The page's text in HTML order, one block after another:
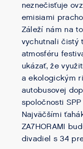
neznečisťuje
emisiami
Záleží nám na
vychutnali čistý
atmosféru
ukázať, že
a ekologickým
autobusovej
spoločnosti
Najväčšími
ZA7HORAMI
divadiel s 34